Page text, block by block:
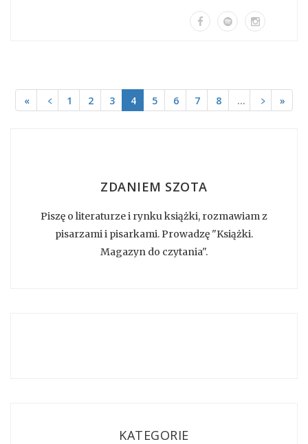
« ﹤ 1 2 3 4 5 6 7 8 … ﹥ »
ZDANIEM SZOTA
Piszę o literaturze i rynku książki, rozmawiam z
pisarzami i pisarkami. Prowadzę "Książki.
Magazyn do czytania".
KATEGORIE